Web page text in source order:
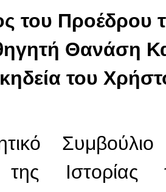
του Προέδρου
Θανάση
του
της Ιστορίας